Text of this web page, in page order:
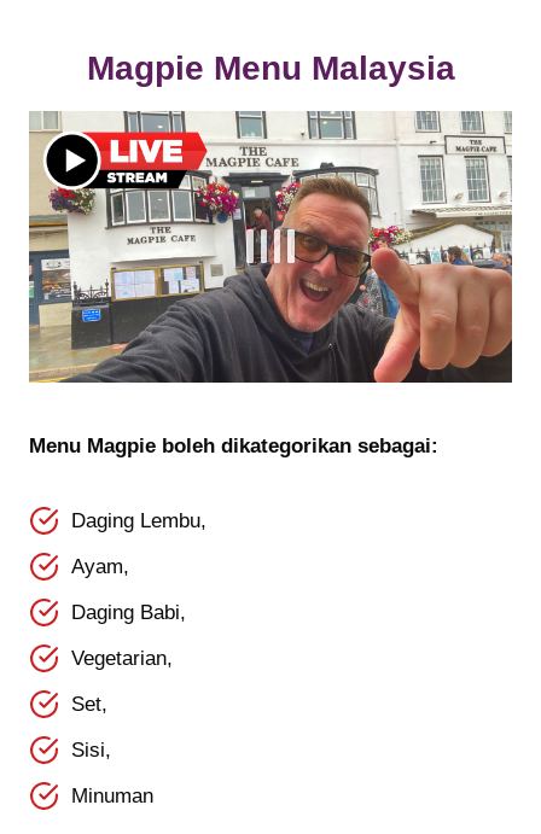
Magpie Menu Malaysia
Menu Magpie boleh dikategorikan sebagai:
Daging Lembu,
Ayam,
Daging Babi,
Vegetarian,
Set,
Sisi,
Minuman